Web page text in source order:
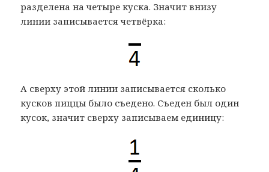
разделена на четыре куска. Значит внизу
линии записывается четвёрка:
А сверху этой линии записывается сколько
кусков пиццы было съедено. Съеден был один
кусок, значит сверху записываем единицу: